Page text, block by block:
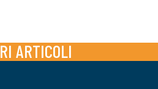
ARTICOLI